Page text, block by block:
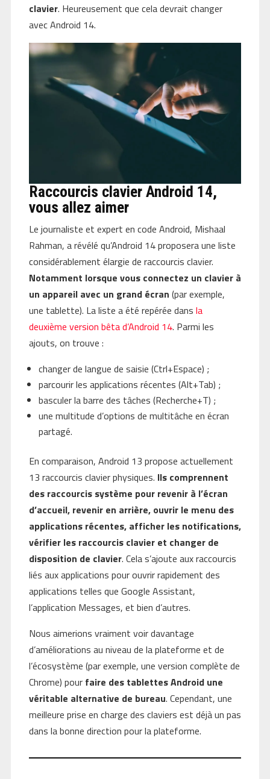
clavier. Heureusement que cela devrait changer
avec Android 14.
Raccourcis clavier Android 14,
vous allez aimer
Le journaliste et expert en code Android, Mishaal
Rahman, a révélé qu’Android 14 proposera une liste
considérablement élargie de raccourcis clavier.
Notamment lorsque vous connectez un clavier à
un appareil avec un grand écran (par exemple,
une tablette). La liste a été repérée dans la
deuxième version bêta d’Android 14. Parmi les
ajouts, on trouve :
changer de langue de saisie (Ctrl+Espace) ;
parcourir les applications récentes (Alt+Tab) ;
basculer la barre des tâches (Recherche+T) ;
une multitude d’options de multitâche en écran
partagé.
En comparaison, Android 13 propose actuellement
13 raccourcis clavier physiques. Ils comprennent
des raccourcis système pour revenir à l’écran
d’accueil, revenir en arrière, ouvrir le menu des
applications récentes, afficher les notifications,
vérifier les raccourcis clavier et changer de
disposition de clavier. Cela s’ajoute aux raccourcis
liés aux applications pour ouvrir rapidement des
applications telles que Google Assistant,
l’application Messages, et bien d’autres.
Nous aimerions vraiment voir davantage
d’améliorations au niveau de la plateforme et de
l’écosystème (par exemple, une version complète de
Chrome) pour faire des tablettes Android une
véritable alternative de bureau. Cependant, une
meilleure prise en charge des claviers est déjà un pas
dans la bonne direction pour la plateforme.